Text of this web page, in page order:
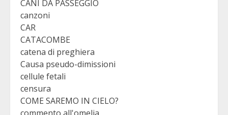
CANI DA PASSEGGIO
canzoni
CAR
CATACOMBE
catena di preghiera
Causa pseudo-dimissioni
cellule fetali
censura
COME SAREMO IN CIELO?
commento all'omelia